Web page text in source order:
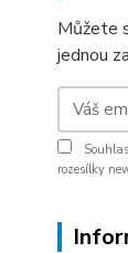
Můžete
jednou
rozesílky